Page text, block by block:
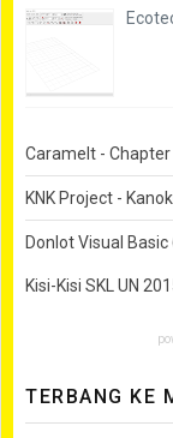
Caramelt -
KNK Project -
Donlot Visual
Kisi-Kisi SKL UN
TERBANG KE